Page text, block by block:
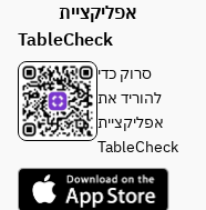
אפליקציית
TableCheck
סרוק כדי
להוריד את
אפליקציית
TableCheck